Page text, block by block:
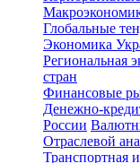
Глобальные
Экономика
Региональная
стран
Финансовые
Денежно-
России
Отраслевой
Транспортная